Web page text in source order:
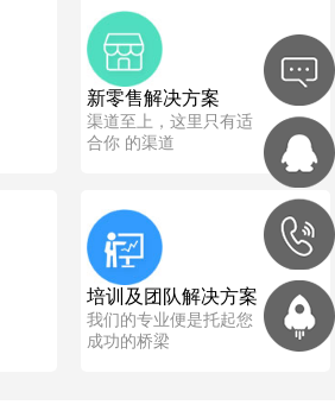
新零售解决方案
渠道至上，这里只有适
合你 的渠道
培训及团队解决方案
我们的专业便是托起您
成功的桥梁